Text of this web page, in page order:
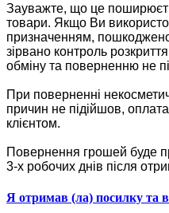
Зауважте, що це
товари. Якщо Ви
призначенням,
зірвано контроль
обміну та поверненню не
При поверненні
причин не підійшов,
клієнтом.
Повернення грошей буде
3-х робочих днів після
Я отримав (ла) посилку та